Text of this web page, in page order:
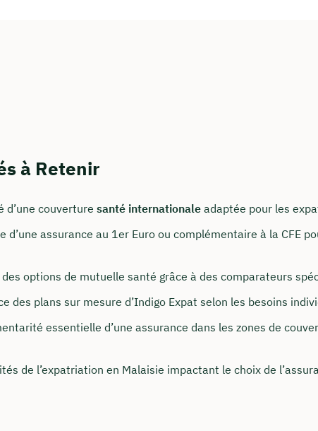
à Retenir
d’une couverture santé internationale adaptée pour les
d’une assurance au 1er Euro ou complémentaire à la CFE
options de mutuelle santé grâce à des comparateurs
des plans sur mesure d’Indigo Expat selon les besoins
essentielle d’une assurance dans les zones de
de l’expatriation en Malaisie impactant le choix de
nous joindre
du lundi au vendredi de 8h à 18h
235 962 875
profil LinkedIn